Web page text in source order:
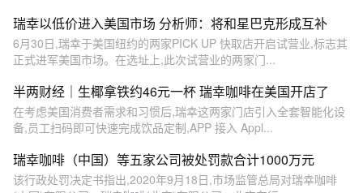
瑞幸以低价进入美国市场 分析师：将和星巴克形成互补
6月30日,瑞幸于美国纽约的两家PICK UP 快取店开启试营业,标志其
正式进军美国市场。在选址上,此次试营业的两家门...
半两财经｜生椰拿铁约46元一杯 瑞幸咖啡在美国开店了
在考虑美国消费者需求和习惯后,瑞幸这两家门店引入全套智能化设
备,员工扫码即可快速完成饮品定制,APP 接入 Appl...
瑞幸咖啡（中国）等五家公司被处罚款合计1000万元
该行政处罚决定书指出,2020年9月18日,市场监管总局对瑞幸咖啡